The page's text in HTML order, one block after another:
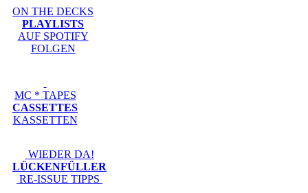
ON THE DECKS
PLAYLISTS
AUF SPOTIFY
FOLGEN
MC * TAPES
CASSETTES
KASSETTEN
WIEDER DA!
LÜCKENFÜLLER
RE-ISSUE TIPPS